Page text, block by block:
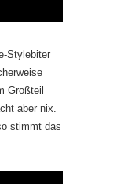
Stylebiter
Großteil
aber nix.
stimmt das